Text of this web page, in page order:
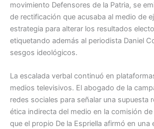
movimiento Defensores de la Patria, se
de rectificación que acusaba al medio de
estrategia para alterar los resultados
etiquetando además al periodista Daniel
sesgos ideológicos.
La escalada verbal continuó en
medios televisivos. El abogado de la
redes sociales para señalar una supuesta
ética indirecta del medio en la comisión
que el propio De la Espriella afirmó en una